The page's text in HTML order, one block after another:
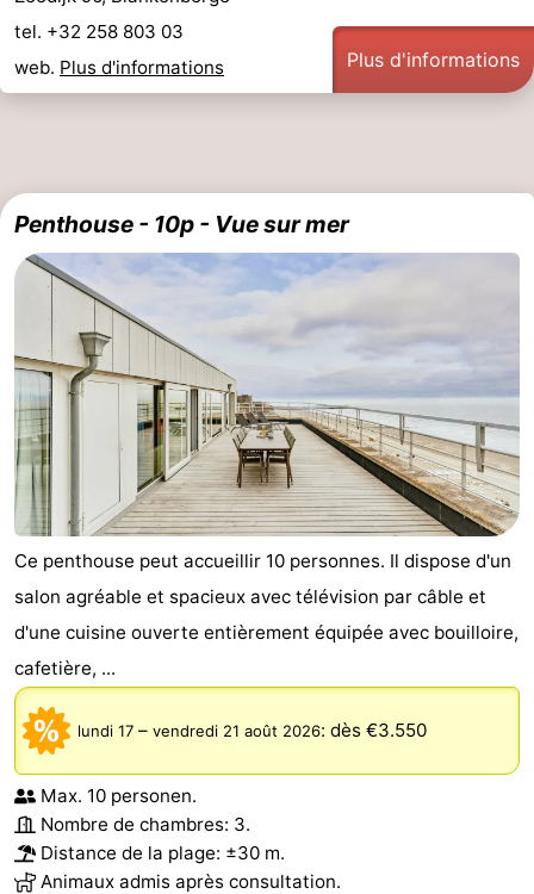
tel. +32 258 803 03
web. Plus d'informations Plus d'informations
Penthouse - 10p - Vue sur mer
Ce penthouse peut accueillir 10 personnes. Il dispose d'un
salon agréable et spacieux avec télévision par câble et
d'une cuisine ouverte entièrement équipée avec bouilloire,
cafetière, ...
lundi 17 – vendredi 21 août 2026: dès €3.550
Max. 10 personen.
Nombre de chambres: 3.
Distance de la plage: ±30 m.
Animaux admis après consultation.